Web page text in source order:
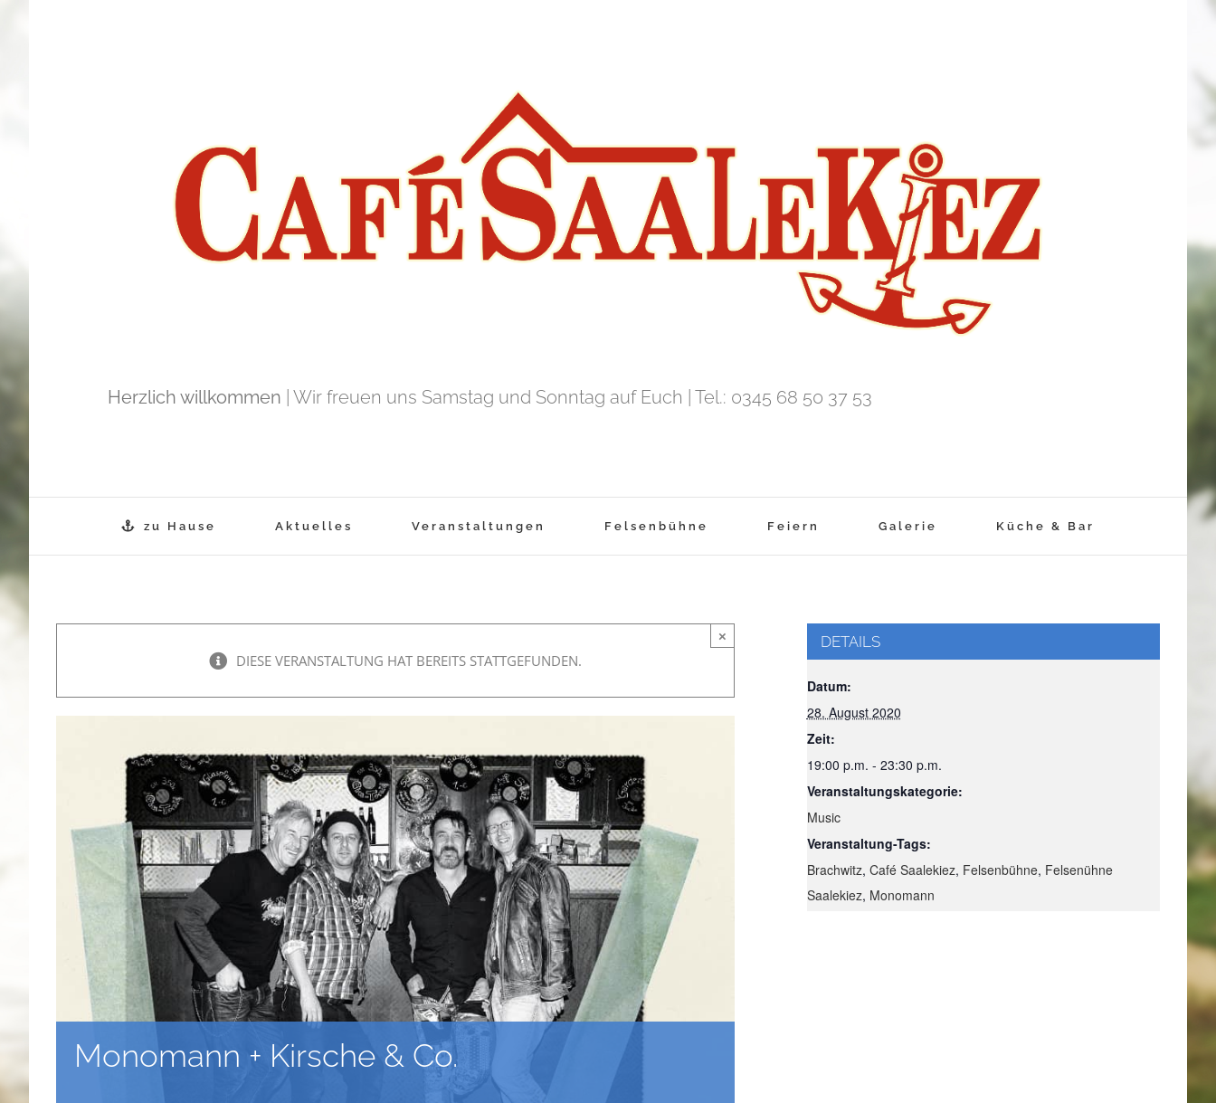
Herzlich willkommen | Wir freuen uns Samstag und Sonntag auf Euch | Tel.: 0345 68 50 37 53
zu Hause Aktuelles Veranstaltungen Felsenbühne Feiern Galerie Küche & Bar
×
DIESE VERANSTALTUNG HAT BEREITS STATTGEFUNDEN.
Monomann + Kirsche & Co.
DETAILS
Datum:
28. August 2020
Zeit:
19:00 p.m. - 23:30 p.m.
Veranstaltungskategorie:
Music
Veranstaltung-Tags:
Brachwitz, Café Saalekiez, Felsenbühne, Felsenühne
Saalekiez, Monomann